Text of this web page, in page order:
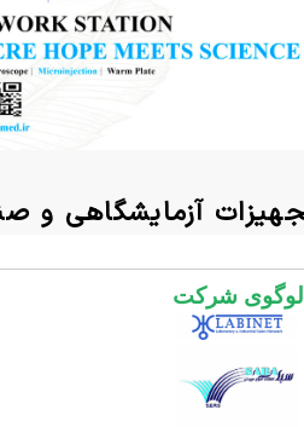
لوگوی شرکت